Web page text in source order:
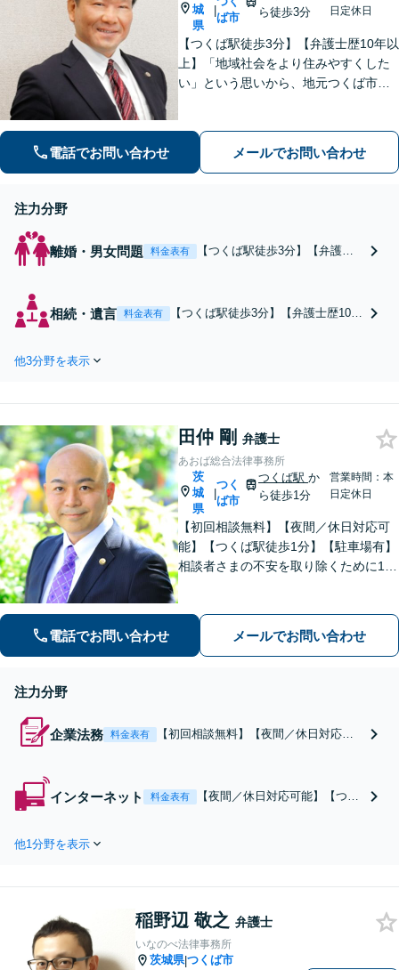
城
県
|
ば市
ら徒歩3分
日定休日
【つくば駅徒歩3分】【弁護士歴10年以
上】「地域社会をより住みやすくした
い」という思いから、地元つくば市で
続・遺言】残された借金・不動産に困
っていませんか？
電話でお問い合わせ メールでお問い合わせ
注力分野
離婚・男女問題 料金表有
【つくば駅徒歩3分】【弁護士
に対応しています◎漠然とした
不安を抱えて、精神的に疲れて
相続・遺言 料金表有
【つくば駅徒歩3分】【弁護士歴10年
遺言書作成などの予防策にも対応可
他3分野を表示
田仲 剛 弁護士
あおば総合法律事務所
茨
城
県
|
つく
ば市
つくば駅か
ら徒歩1分
営業時間：本
日定休日
【初回相談無料】【夜間／休日対応可
能】【つくば駅徒歩1分】【駐車場有】
相談者さまの不安を取り除くために1件
することを心がけています。まずはお
気軽にお問い合わせください。
電話でお問い合わせ メールでお問い合わせ
注力分野
企業法務 料金表有
【初回相談無料】【夜間／休日対応可
るまで解決方法をご説明いたします。
組織の規模を問わず、企業・研究機関
インターネット 料金表有
【夜間／休日対応可能】【つく
の事例を把握し、適切なアドバ
ーネット・著作権】【YouTub
e・SNS】
他1分野を表示
稲野辺 敬之 弁護士
いなのべ法律事務所
茨城県|つくば市